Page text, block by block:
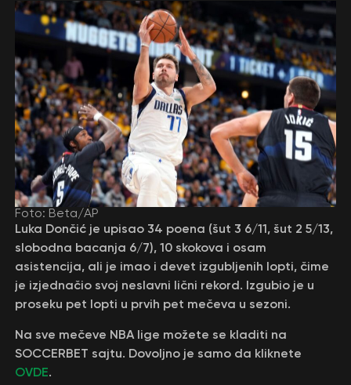
Foto: Beta/AP
Luka Dončić je upisao 34 poena (šut 3 6/11, šut 2 5/13,
slobodna bacanja 6/7), 10 skokova i osam
asistencija, ali je imao i devet izgubljenih lopti, čime
je izjednačio svoj neslavni lični rekord. Izgubio je u
proseku pet lopti u prvih pet mečeva u sezoni.
Na sve mečeve NBA lige možete se kladiti na
SOCCERBET sajtu. Dovoljno je samo da kliknete
OVDE.